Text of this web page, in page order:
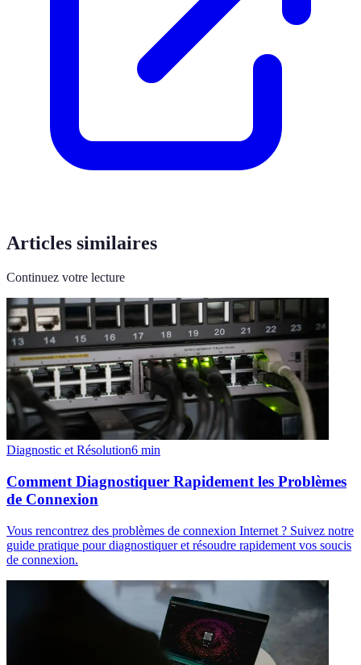
Articles similaires
Continuez votre lecture
Diagnostic et Résolution6 min
Comment Diagnostiquer Rapidement les Problèmes
de Connexion
Vous rencontrez des problèmes de connexion Internet ? Suivez notre
guide pratique pour diagnostiquer et résoudre rapidement vos soucis
de connexion.